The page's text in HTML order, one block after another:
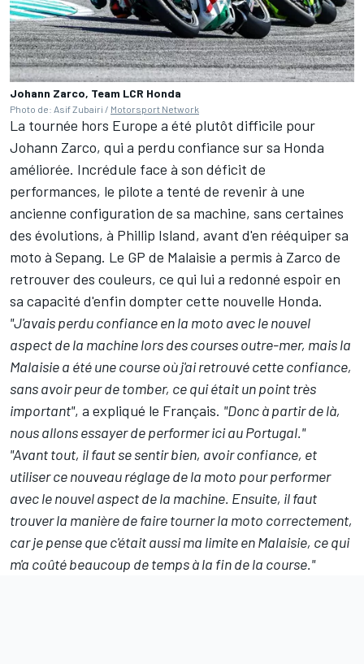
Johann Zarco, Team LCR Honda
Photo de: Asif Zubairi / Motorsport Network
La tournée hors Europe a été plutôt difficile pour
Johann Zarco, qui a perdu confiance sur sa Honda
améliorée. Incrédule face à son déficit de
performances, le pilote a tenté de revenir à une
ancienne configuration de sa machine, sans certaines
des évolutions, à Phillip Island, avant d'en rééquiper sa
moto à Sepang. Le GP de Malaisie a permis à Zarco de
retrouver des couleurs, ce qui lui a redonné espoir en
sa capacité d'enfin dompter cette nouvelle Honda.
"J'avais perdu confiance en la moto avec le nouvel
aspect de la machine lors des courses outre-mer, mais la
Malaisie a été une course où j'ai retrouvé cette confiance,
sans avoir peur de tomber, ce qui était un point très
important", a expliqué le Français. "Donc à partir de là,
nous allons essayer de performer ici au Portugal."
"Avant tout, il faut se sentir bien, avoir confiance, et
utiliser ce nouveau réglage de la moto pour performer
avec le nouvel aspect de la machine. Ensuite, il faut
trouver la manière de faire tourner la moto correctement,
car je pense que c'était aussi ma limite en Malaisie, ce qui
m'a coûté beaucoup de temps à la fin de la course."